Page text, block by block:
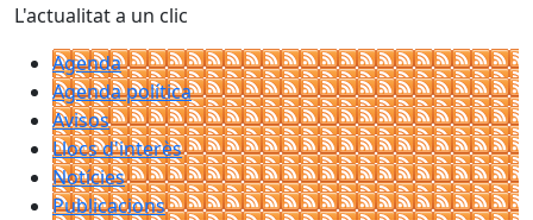
L'actualitat a un clic
Agenda
Agenda política
Avisos
Llocs d'interès
Notícies
Publicacions